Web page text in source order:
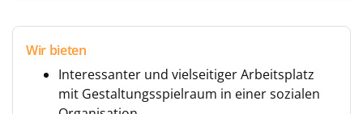
Wir bieten
Interessanter und vielseitiger Arbeitsplatz
mit Gestaltungsspielraum in einer sozialen